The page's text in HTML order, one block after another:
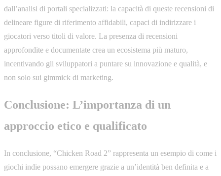
dall’analisi di portali specializzati: la capacità di queste recensioni di
delineare figure di riferimento affidabili, capaci di indirizzare i
giocatori verso titoli di valore. La presenza di recensioni
approfondite e documentate crea un ecosistema più maturo,
incentivando gli sviluppatori a puntare su innovazione e qualità, e
non solo sui gimmick di marketing.
Conclusione: L’importanza di un
approccio etico e qualificato
In conclusione, “Chicken Road 2” rappresenta un esempio di come i
giochi indie possano emergere grazie a un’identità ben definita e a